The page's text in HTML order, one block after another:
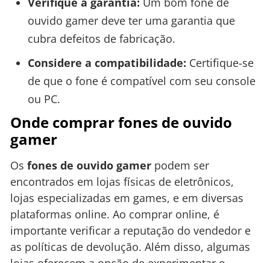
ouvido gamer deve ter uma garantia que
cubra defeitos de fabricação.
Considere a compatibilidade: Certifique-se
de que o fone é compatível com seu console
ou PC.
Onde comprar fones de ouvido
gamer
Os fones de ouvido gamer podem ser
encontrados em lojas físicas de eletrônicos,
lojas especializadas em games, e em diversas
plataformas online. Ao comprar online, é
importante verificar a reputação do vendedor e
as políticas de devolução. Além disso, algumas